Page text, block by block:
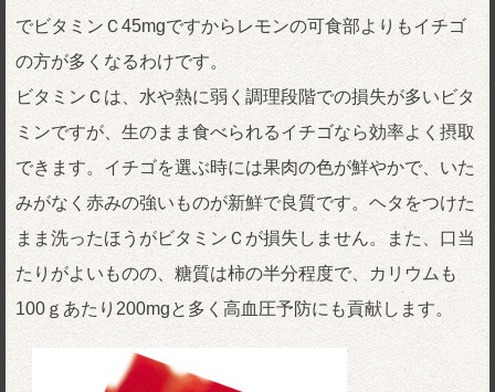
でビタミンＣ45mgですからレモンの可食部よりもイチゴ
の方が多くなるわけです。
ビタミンＣは、水や熱に弱く調理段階での損失が多いビタ
ミンですが、生のまま食べられるイチゴなら効率よく摂取
できます。イチゴを選ぶ時には果肉の色が鮮やかで、いた
みがなく赤みの強いものが新鮮で良質です。ヘタをつけた
まま洗ったほうがビタミンＣが損失しません。また、口当
たりがよいものの、糖質は柿の半分程度で、カリウムも
100ｇあたり200mgと多く高血圧予防にも貢献します。